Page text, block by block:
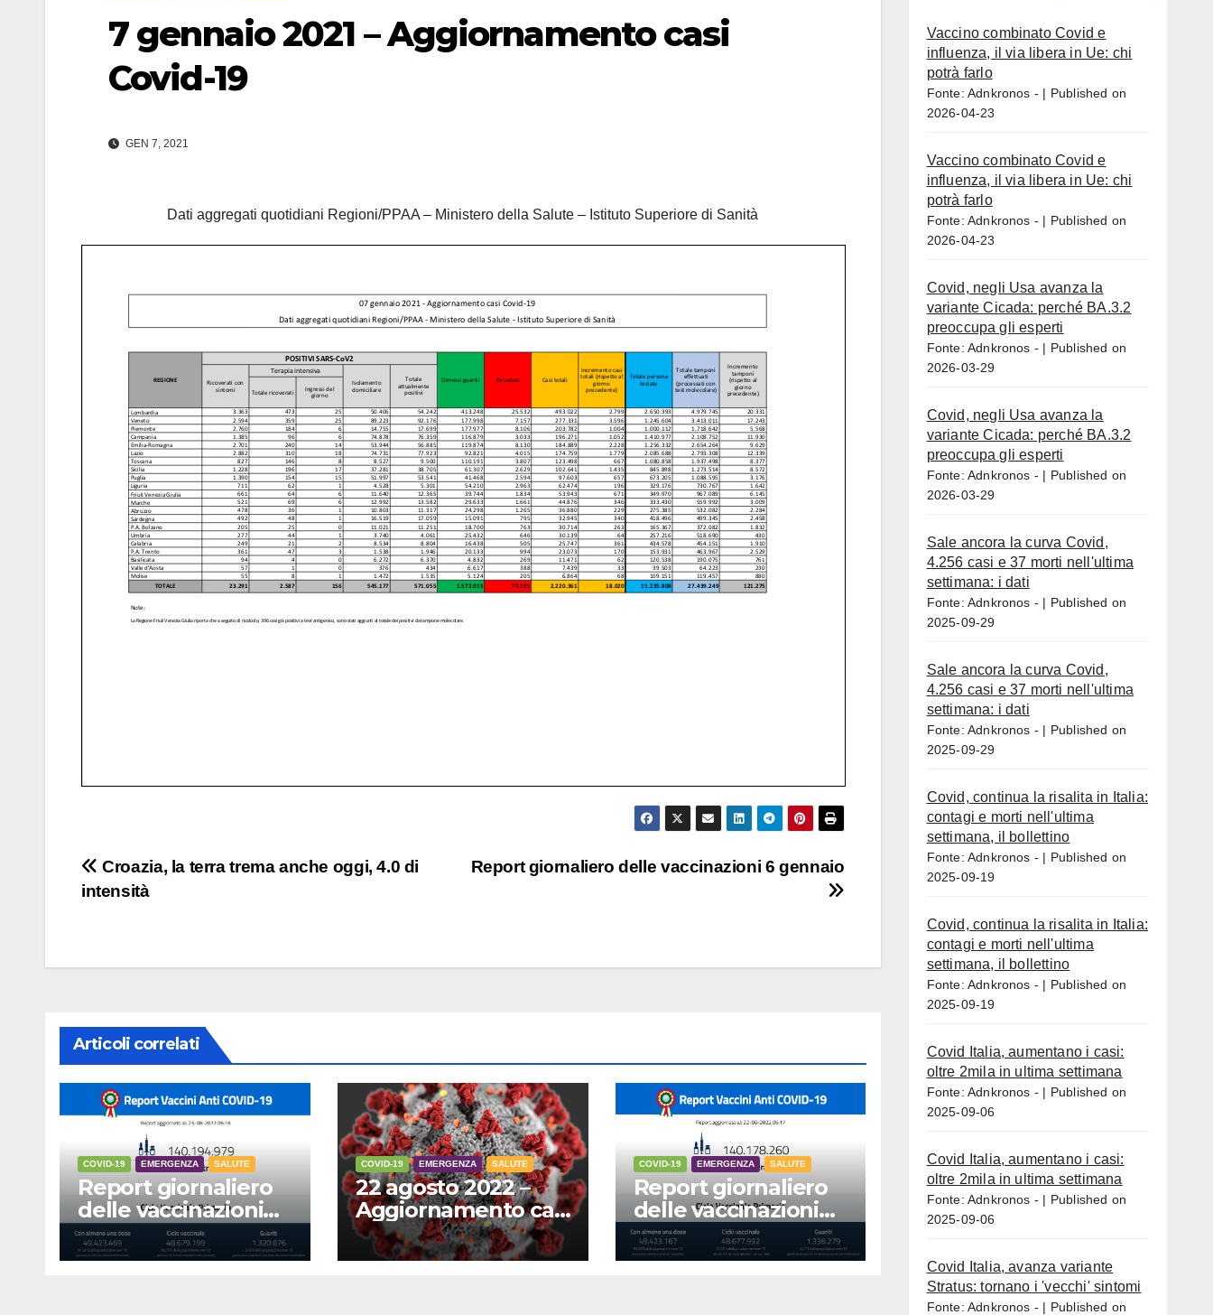
7 gennaio 2021 – Aggiornamento casi
Covid-19
GEN 7, 2021
Dati aggregati quotidiani Regioni/PPAA – Ministero della Salute – Istituto Superiore di Sanità
Navigazione
Report giornaliero delle vaccinazioni 6 gennaio
Croazia, la terra trema anche oggi, 4.0 di
intensità
Articoli correlati
COVID-19 EMERGENZA SALUTE
Report giornaliero
delle vaccinazioni
23 agosto 2022
COVID-19 EMERGENZA SALUTE
22 agosto 2022 –
Aggiornamento casi
Covid-19
COVID-19 EMERGENZA SALUTE
Report giornaliero
delle vaccinazioni
22 agosto 2022
Vaccino combinato Covid e
influenza, il via libera in Ue: chi
potrà farlo
Fonte: Adnkronos -
Published on
2026-04-23
Vaccino combinato Covid e
influenza, il via libera in Ue: chi
potrà farlo
Fonte: Adnkronos -
Published on
2026-04-23
Covid, negli Usa avanza la
variante Cicada: perché BA.3.2
preoccupa gli esperti
Fonte: Adnkronos -
Published on
2026-03-29
Covid, negli Usa avanza la
variante Cicada: perché BA.3.2
preoccupa gli esperti
Fonte: Adnkronos -
Published on
2026-03-29
Sale ancora la curva Covid,
4.256 casi e 37 morti nell'ultima
settimana: i dati
Fonte: Adnkronos -
Published on
2025-09-29
Sale ancora la curva Covid,
4.256 casi e 37 morti nell'ultima
settimana: i dati
Fonte: Adnkronos -
Published on
2025-09-29
Covid, continua la risalita in Italia:
contagi e morti nell'ultima
settimana, il bollettino
Fonte: Adnkronos -
Published on
2025-09-19
Covid, continua la risalita in Italia:
contagi e morti nell'ultima
settimana, il bollettino
Fonte: Adnkronos -
Published on
2025-09-19
Covid Italia, aumentano i casi:
oltre 2mila in ultima settimana
Fonte: Adnkronos -
Published on
2025-09-06
Covid Italia, aumentano i casi:
oltre 2mila in ultima settimana
Fonte: Adnkronos -
Published on
2025-09-06
Covid Italia, avanza variante
Stratus: tornano i 'vecchi' sintomi
Fonte: Adnkronos -
Published on